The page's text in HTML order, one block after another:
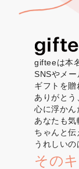
gifteeは本
SNSやメ
ギフトを贈
ありがとう
心に浮かん
あなたも気
ちゃんと伝
うれしいの
その